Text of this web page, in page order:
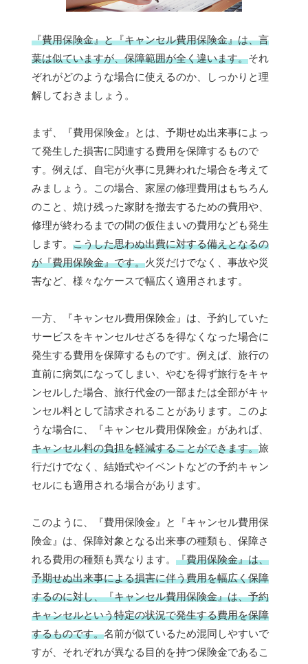
『費用保険金』と『キャンセル費用保険金』は、言
葉は似ていますが、保障範囲が全く違います。それ
ぞれがどのような場合に使えるのか、しっかりと理
解しておきましょう。
まず、『費用保険金』とは、予期せぬ出来事によっ
て発生した損害に関連する費用を保障するもので
す。例えば、自宅が火事に見舞われた場合を考えて
みましょう。この場合、家屋の修理費用はもちろん
のこと、焼け残った家財を撤去するための費用や、
修理が終わるまでの間の仮住まいの費用なども発生
します。 こうした思わぬ出費に対する備えとなるの
が『費用保険金』です。火災だけでなく、事故や災
害など、様々なケースで幅広く適用されます。
一方、『キャンセル費用保険金』は、予約していた
サービスをキャンセルせざるを得なくなった場合に
発生する費用を保障するものです。例えば、旅行の
直前に病気になってしまい、やむを得ず旅行をキャ
ンセルした場合、旅行代金の一部または全部がキャ
ンセル料として請求されることがあります。このよ
うな場合に、『キャンセル費用保険金』があれば、
キャンセル料の負担を軽減することができます。旅
行だけでなく、結婚式やイベントなどの予約キャン
セルにも適用される場合があります。
このように、『費用保険金』と『キャンセル費用保
険金』は、保障対象となる出来事の種類も、保障さ
れる費用の種類も異なります。 『費用保険金』は、
予期せぬ出来事による損害に伴う費用を幅広く保障
するのに対し、『キャンセル費用保険金』は、予約
キャンセルという特定の状況で発生する費用を保障
するものです。名前が似ているため混同しやすいで
すが、それぞれが異なる目的を持つ保険金であるこ